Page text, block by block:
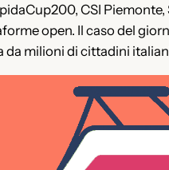
CSI
open. Il caso del
da milioni di cittadini